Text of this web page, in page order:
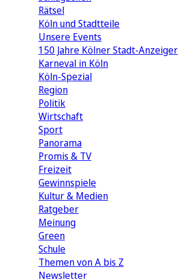
Rätsel
Köln und Stadtteile
Unsere Events
150 Jahre Kölner Stadt-Anzeiger
Karneval in Köln
Köln-Spezial
Region
Politik
Wirtschaft
Sport
Panorama
Promis & TV
Freizeit
Gewinnspiele
Kultur & Medien
Ratgeber
Meinung
Green
Schule
Themen von A bis Z
Newsletter